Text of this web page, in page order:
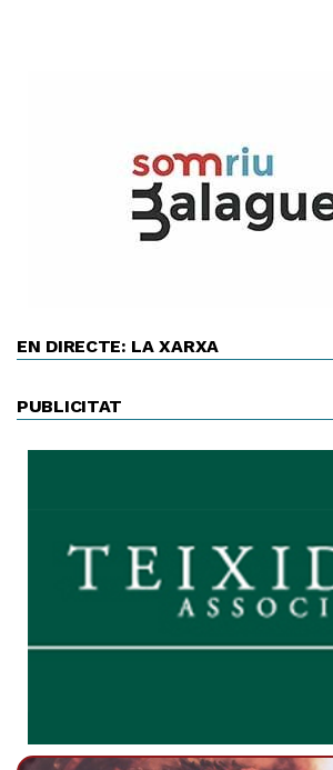
EN DIRECTE: LA XARXA
PUBLICITAT